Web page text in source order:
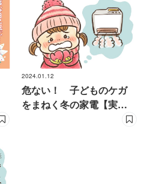
2024.01.12
危ない！ 子どものケガ
をまねく冬の家電【実例
と対策を現役小児科医が